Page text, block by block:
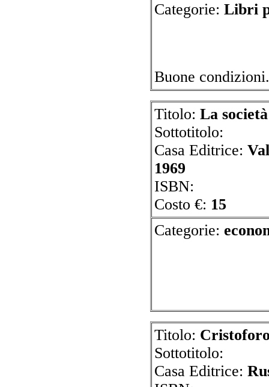
Categorie:
Buone
Titolo:La
Sottotitolo:
Casa Editrice:
1969
ISBN:
Costo €: 15
Categorie:
Titolo:
Sottotitolo:
Casa Editrice: